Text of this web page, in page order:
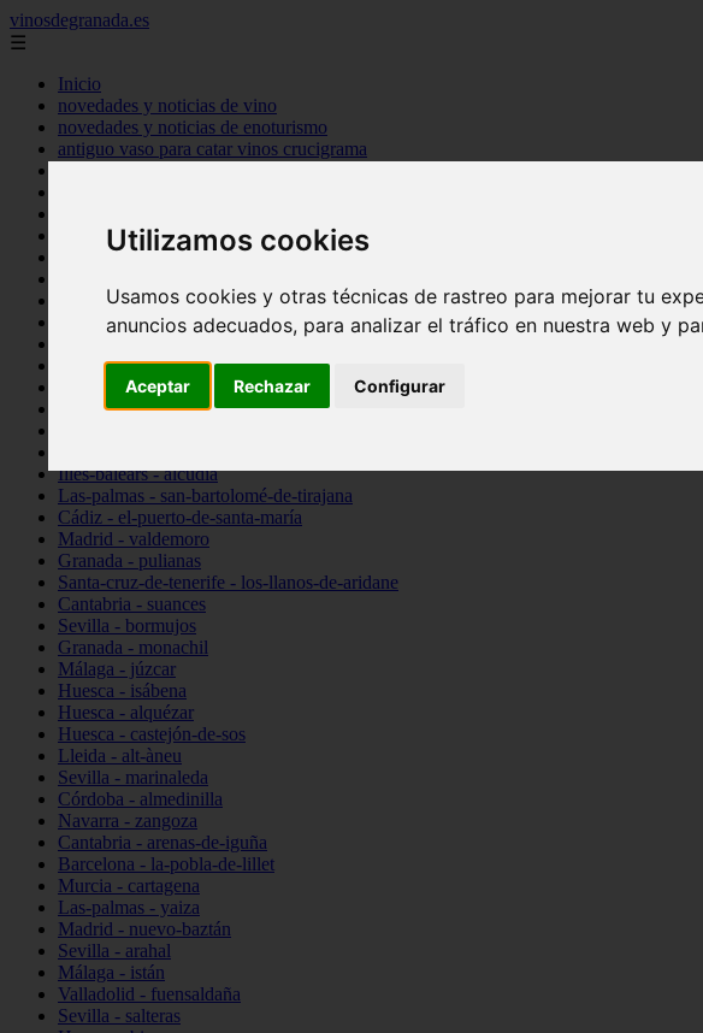
Utilizamos cookies
Usamos cookies y otras técnicas de rastreo para mejorar tu
anuncios adecuados, para analizar el tráfico en nuestra web y
Aceptar Rechazar Configurar
vinosdegranada.es
☰
Inicio
novedades y noticias de vino
novedades y noticias de enoturismo
antiguo vaso para catar vinos crucigrama
Sevilla - sevilla
Barcelona - barcelona
Santa-cruz-de-tenerife - guía-de-isora
La-rioja - casalarreina
Almería - roquetas-de-mar
Illes-balears - alcúdia
Las-palmas - san-bartolomé-de-tirajana
Cádiz - el-puerto-de-santa-maría
Madrid - valdemoro
Granada - pulianas
Santa-cruz-de-tenerife - los-llanos-de-aridane
Cantabria - suances
Sevilla - bormujos
Granada - monachil
Málaga - júzcar
Huesca - isábena
Huesca - alquézar
Huesca - castejón-de-sos
Lleida - alt-àneu
Sevilla - marinaleda
Córdoba - almedinilla
Navarra - zangoza
Cantabria - arenas-de-iguña
Barcelona - la-pobla-de-lillet
Murcia - cartagena
Las-palmas - yaiza
Madrid - nuevo-baztán
Sevilla - arahal
Málaga - istán
Valladolid - fuensaldaña
Sevilla - salteras